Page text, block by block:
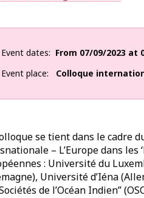
Event dates From 07/09/2023 at
Event place
Colloque
se tient dans le cadre
– L’Europe dans
: Université du
Université d’Iéna
de l’Océan Indien”